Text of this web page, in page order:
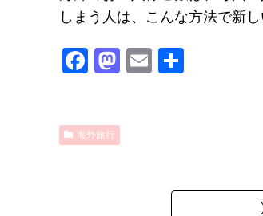
しまう人は、こんな方法で新
F
e
M
E
海外旅行